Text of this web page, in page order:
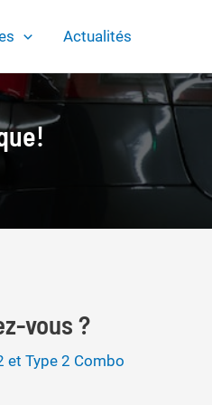
Actualités
vous ?
et Type 2 Combo